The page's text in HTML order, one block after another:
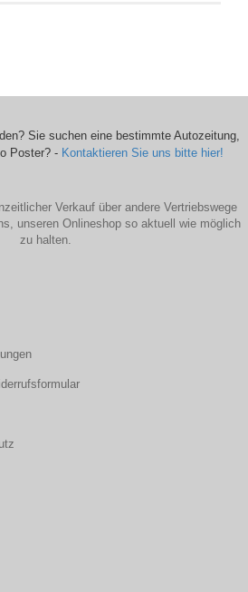
Sie suchen eine bestimmte Autozeitung,
Poster? - Kontaktieren Sie uns bitte hier!
Verkauf über andere Vertriebswege
unseren Onlineshop so aktuell wie möglich
zu halten.